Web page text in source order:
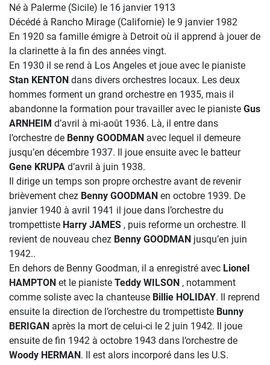
Né à Palerme (Sicile) le 16 janvier 1913
Décédé à Rancho Mirage (Californie) le 9 janvier 1982
En 1920 sa famille émigre à Detroit où il apprend à jouer de
la clarinette à la fin des années vingt.
En 1930 il se rend à Los Angeles et joue avec le pianiste
Stan KENTON dans divers orchestres locaux. Les deux
hommes forment un grand orchestre en 1935, mais il
abandonne la formation pour travailler avec le pianiste Gus
ARNHEIM d’avril à mi-août 1936. Là, il entre dans
l’orchestre de Benny GOODMAN avec lequel il demeure
jusqu’en décembre 1937. Il joue ensuite avec le batteur
Gene KRUPA d’avril à juin 1938.
Il dirige un temps son propre orchestre avant de revenir
brièvement chez Benny GOODMAN en octobre 1939. De
janvier 1940 à avril 1941 il joue dans l’orchestre du
trompettiste Harry JAMES , puis reforme un orchestre. Il
revient de nouveau chez Benny GOODMAN jusqu’en juin
1942..
En dehors de Benny Goodman, il a enregistré avec Lionel
HAMPTON et le pianiste Teddy WILSON , notamment
comme soliste avec la chanteuse Billie HOLIDAY. Il reprend
ensuite la direction de l’orchestre du trompettiste Bunny
BERIGAN après la mort de celui-ci le 2 juin 1942. Il joue
ensuite de fin 1942 à octobre 1943 dans l’orchestre de
Woody HERMAN. Il est alors incorporé dans les U.S.